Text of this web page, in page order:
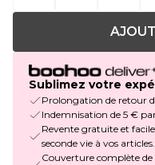
Sublimez votre
Prolongation de retour
Indemnisation de 5 €
Revente gratuite et
seconde vie à vos articles.
Couverture complète